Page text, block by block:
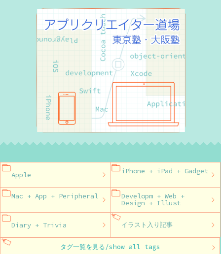
Apple iPhone + iPad + Gadget
Mac + App + Peripheral Developm + Web +
Design + Illust
Diary + Trivia イラスト入り記事
タグ一覧を見る/show all tags